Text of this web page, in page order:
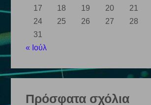
17
18 19 20 21
24
25 26 27 28
31
« Ιούλ
Πρόσφατα σχόλια